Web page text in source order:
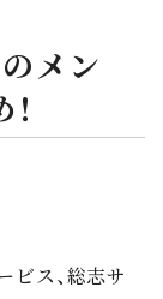
メン
ス、総志サ